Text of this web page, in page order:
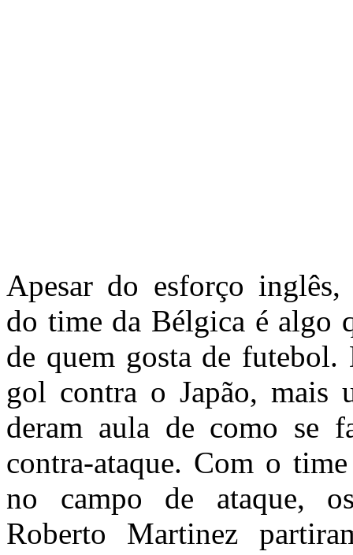
Apesar do esforço
do time da Bélgica é algo
de quem gosta de
gol contra o Japão, mais
deram aula de como se
contra-ataque. Com o
no campo de ataque,
Roberto Martinez